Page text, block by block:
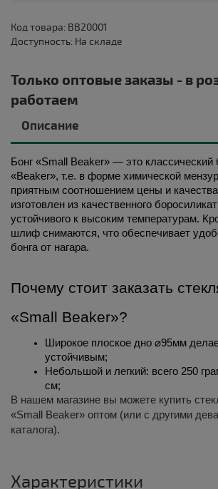
Код товара: BB20001
Доступность: На складе
Только оптовые заказы - в
работаем
Описание
Бонг «Small Beaker» — это классический
«Beaker», т.е. в форме химической
приятным соотношением цены и
изготовлен из качественного
устойчивого к высоким температурам.
шлиф снимаются, что обеспечивает
бонга от нагара.
Почему стоит заказать
«Small Beaker»?
Широкое плоское дно ⌀95мм
устойчивым;
Небольшой и легкий: всего 250
см;
В нашем магазине вы можете купить
«Small Beaker» оптом (или с другими
каталога).
Характеристики